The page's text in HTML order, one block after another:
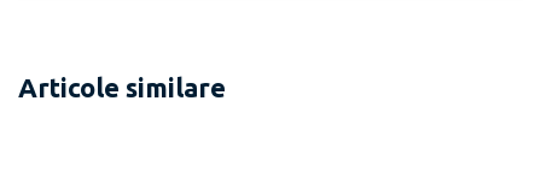
Articole similare